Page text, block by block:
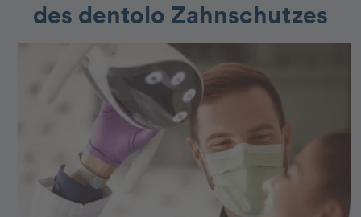
des dentolo Zahnschutzes